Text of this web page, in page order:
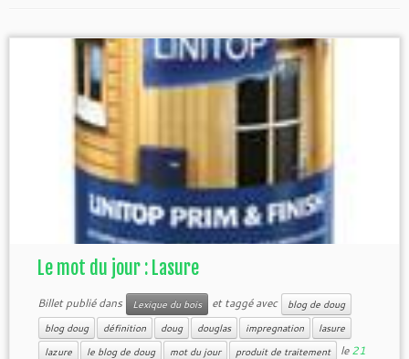
Le mot du jour : Lasure
Billet publié dans Lexique du bois et taggé avec
blog de doug
blog doug
définition doug douglas impregnation
lasure
lazure
le blog de doug mot du jour produit de traitement le21